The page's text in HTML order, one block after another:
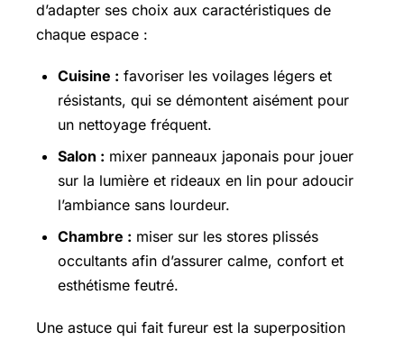
d’adapter ses choix aux caractéristiques de
chaque espace :
Cuisine : favoriser les voilages légers et
résistants, qui se démontent aisément pour
un nettoyage fréquent.
Salon : mixer panneaux japonais pour jouer
sur la lumière et rideaux en lin pour adoucir
l’ambiance sans lourdeur.
Chambre : miser sur les stores plissés
occultants afin d’assurer calme, confort et
esthétisme feutré.
Une astuce qui fait fureur est la superposition